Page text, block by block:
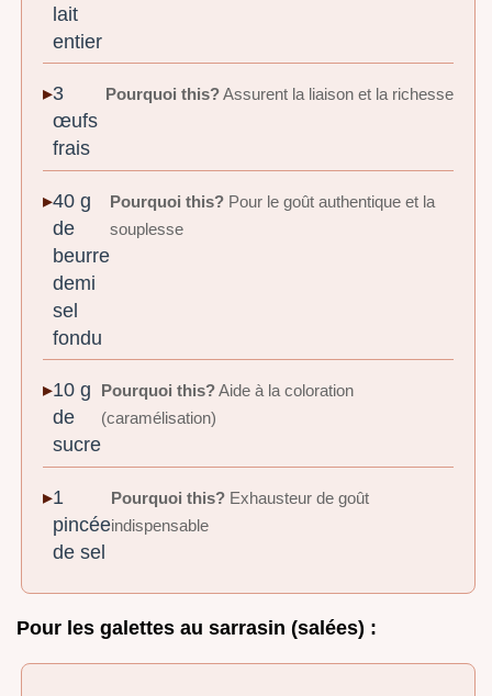
lait
entier
3
œufs
frais
Pourquoi this?Assurent la liaison et la richesse
40 g
de
beurre
demi
sel
fondu
Pourquoi this? Pour le goût authentique et la
souplesse
10 g
de
sucre
Pourquoi this?Aide à la coloration
(caramélisation)
1
pincée
de sel
Pourquoi this? Exhausteur de goût
indispensable
Pour les galettes au sarrasin (salées) :